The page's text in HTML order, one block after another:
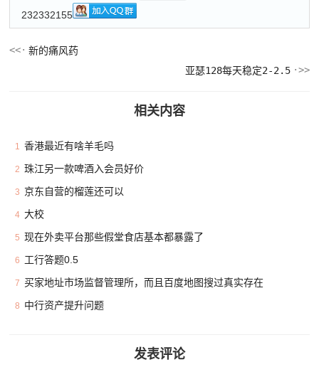
232332155
新的痛风药
亚瑟128每天稳定2-2.5
相关内容
1 香港最近有啥羊毛吗
2 珠江另一款啤酒入会员好价
3 京东自营的榴莲还可以
4 大校
5 现在外卖平台那些假堂食店基本都暴露了
6 工行答题0.5
7 买家地址市场监督管理所，而且百度地图搜过真实存在
8 中行资产提升问题
发表评论